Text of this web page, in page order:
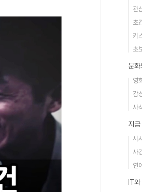
관
초
키
초
문화
영
감
사
지
시
사
연
IT